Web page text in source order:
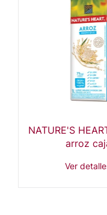
NATURE'S
arroz
Ver